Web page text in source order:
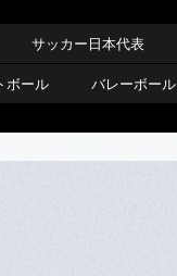
サッカー日本代表
ボール バレーボール